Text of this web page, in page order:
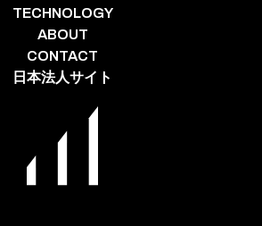
TECHNOLOGY
ABOUT
CONTACT
日本法人サイト